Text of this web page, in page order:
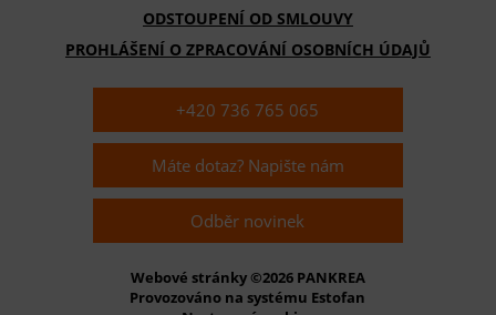
ODSTOUPENÍ OD SMLOUVY
PROHLÁŠENÍ O ZPRACOVÁNÍ OSOBNÍCH ÚDAJŮ
+420 736 765 065
Máte dotaz? Napište nám
Odběr novinek
Webové stránky ©2026 PANKREA
Provozováno na systému Estofan